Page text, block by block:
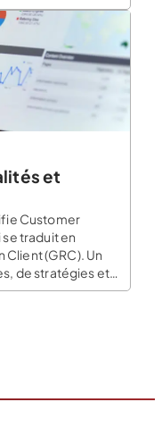
à décider si cette
RSE.
un bilan
et
Customer
traduit en
(GRC). Un
de stratégies et
pour gérer